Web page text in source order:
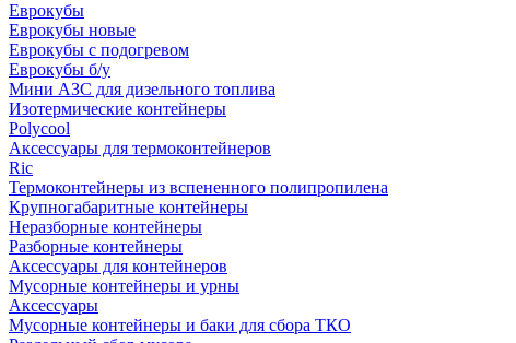
Еврокубы
Еврокубы новые
Еврокубы с подогревом
Еврокубы б/у
Мини АЗС для дизельного топлива
Изотермические контейнеры
Polycool
Аксессуары для термоконтейнеров
Ric
Термоконтейнеры из вспененного полипропилена
Крупногабаритные контейнеры
Неразборные контейнеры
Разборные контейнеры
Аксессуары для контейнеров
Мусорные контейнеры и урны
Аксессуары
Мусорные контейнеры и баки для сбора ТКО